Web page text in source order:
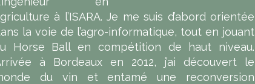
à l’ISARA. Je me suis d’abord orientée
la voie de l’agro-informatique, tout en jouant
Horse Ball en compétition de haut niveau.
à Bordeaux en 2012, j’ai découvert le
du vin et entamé une reconversion